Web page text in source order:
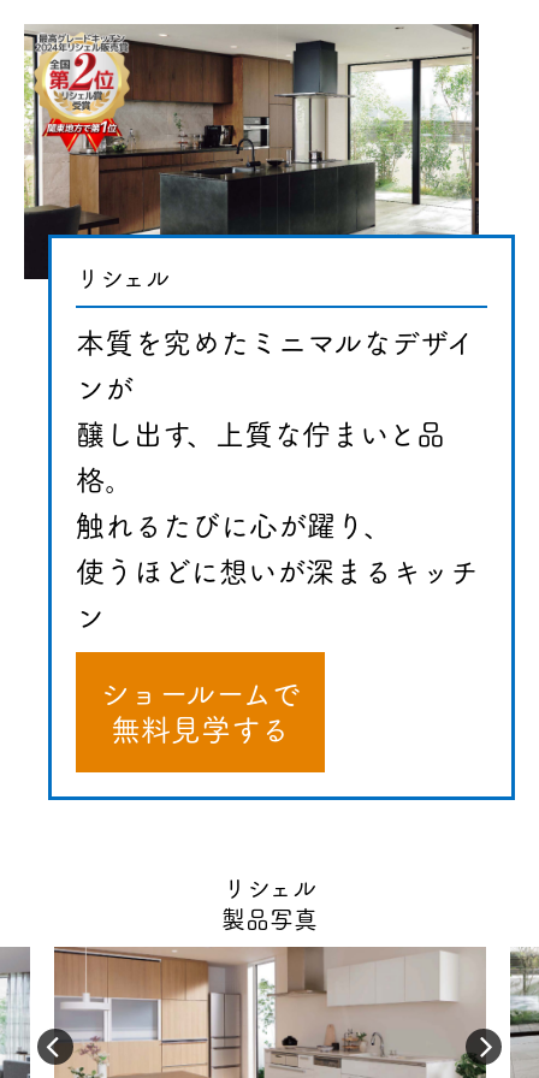
リシェル
本質を究めたミニマルな デザイ
ンが
醸し出す、
上質な佇まいと品
格。
触れるたびに心が躍り、
使うほどに想いが深まるキッチ
ン
ショールームで
無料見学する
リシェル
製品写真